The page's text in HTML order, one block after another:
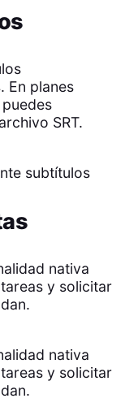
En planes
SRT.
subtítulos
nativa
y solicitar
nativa
y solicitar